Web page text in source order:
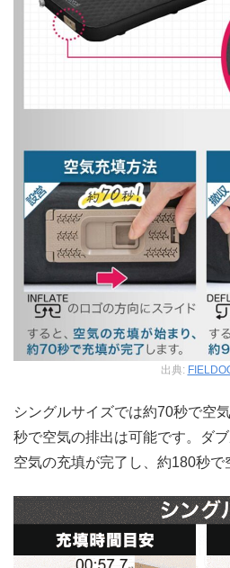
出典:
シングルサイズでは約70秒で空
秒で空気の排出は可能です。ダ
空気の充填が完了し、約180秒で